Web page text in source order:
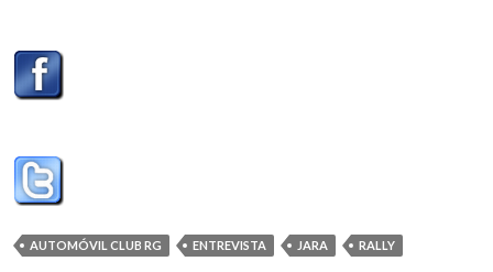
AUTOMÓVIL CLUB RG ENTREVISTA JARA RALLY